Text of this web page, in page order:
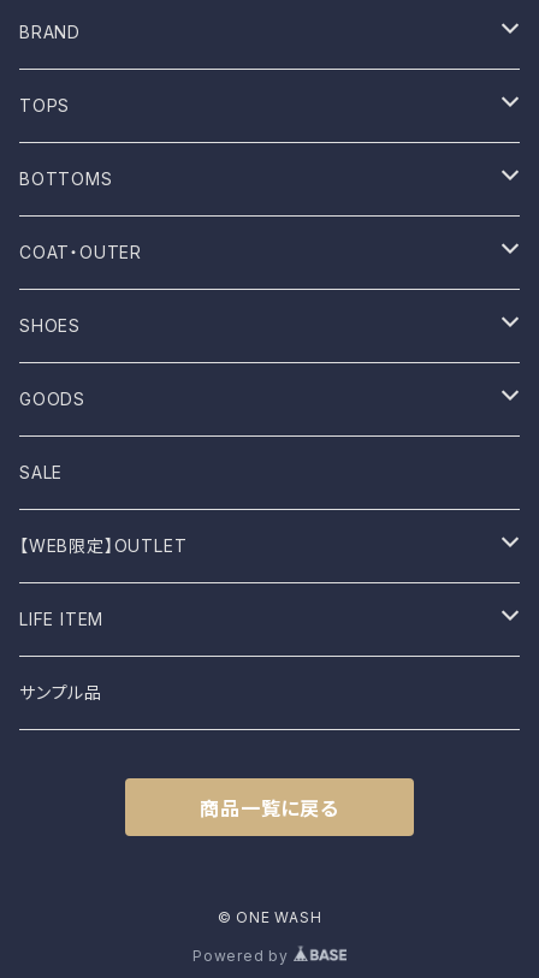
BRAND
ONE WASH
Mau
NOVESTA
ROTOTO
UES
Dansko
BIRKEN STOCK
shimaai
NAPRON
TOPS
T-shirt
Shirt
No sleeve
One-piece
Parkar
Knit
Sweatshirt
Vest
BOTTOMS
Pants
Skirts
COAT・OUTER
Coat
Outer
Jacket
SHOES
Sneakers
Sandal
Boots
GOODS
Bag
Stall
Socks
Cap
SALE
【WEB限定】OUTLET
B品
LIFE ITEM
食器
サンプル品
商品一覧に戻る
© ONE WASH
Powered by